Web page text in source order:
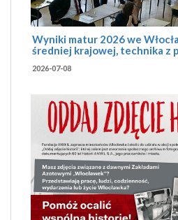
Wyniki matur 2026 we
średniej krajowej, technika z
2026-07-08